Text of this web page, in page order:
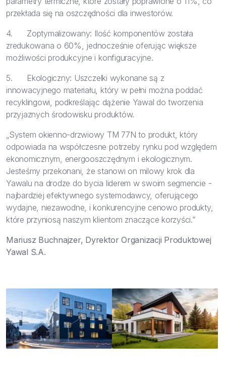
przekłada się na oszczędności dla inwestorów.
4. Zoptymalizowany: Ilość komponentów została
zredukowana o 60%, jednocześnie oferując większe
możliwości produkcyjne i konfiguracyjne.
5. Ekologiczny: Uszczelki wykonane są z
innowacyjnego materiału, który w pełni można poddać
recyklingowi, podkreślając dążenie Yawal do tworzenia
przyjaznych środowisku produktów.
„System okienno-drzwiowy TM 77N to produkt, który
odpowiada na współczesne potrzeby rynku pod względem
ekonomicznym, energooszczędnym i ekologicznym.
Jesteśmy przekonani, że stanowi on milowy krok dla
Yawalu na drodze do bycia liderem w swoim segmencie -
najbardziej efektywnego systemodawcy, oferującego
wydajne, niezawodne, i konkurencyjne cenowo produkty,
które przyniosą naszym klientom znaczące korzyści.”
Mariusz Buchnajzer, Dyrektor Organizacji Produktowej
Yawal S.A.